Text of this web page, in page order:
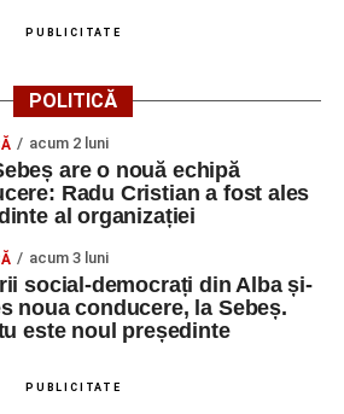
PUBLICITATE
POLITICĂ
acum 2 luni
are o nouă echipă
Radu Cristian a fost ales
al organizației
acum 3 luni
social-democrați din Alba și-
noua conducere, la Sebeș.
este noul președinte
PUBLICITATE